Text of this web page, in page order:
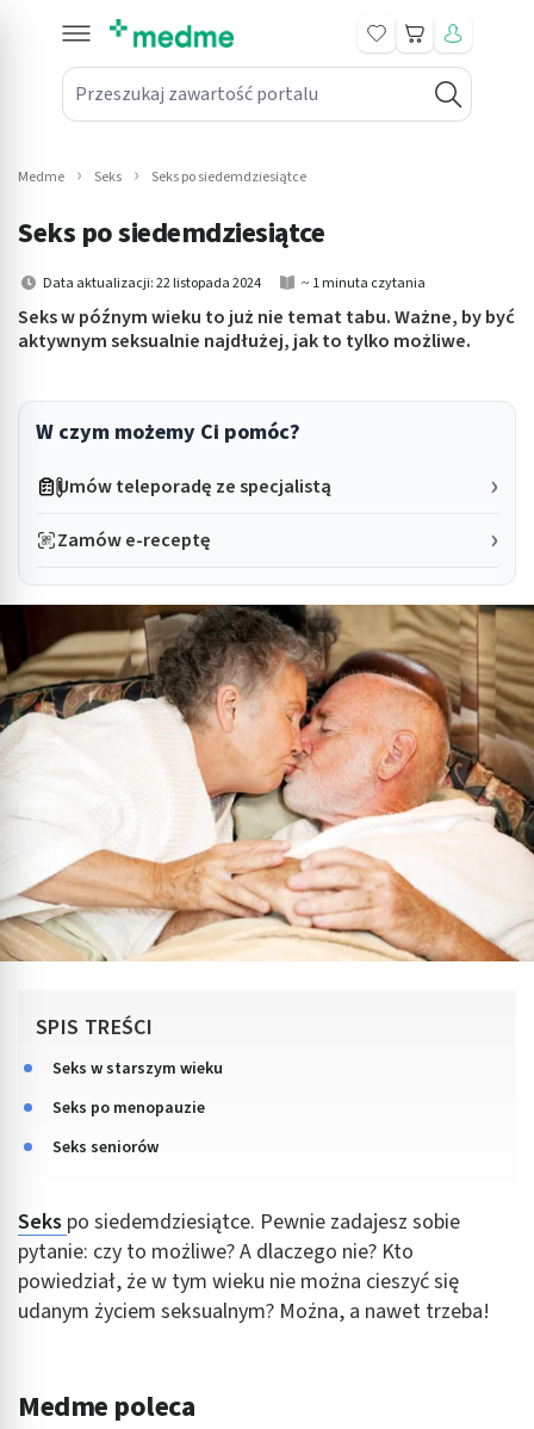
Przeszukaj zawartość portalu
Koszyk
submenu: Leki na receptę
submenu: Kosmetyki
submenu: Sprzęt medyczny
submenu: Intymne
Medme Seks Seks po siedemdziesiątce
Seks po siedemdziesiątce
Data aktualizacji: 22 listopada 2024 ~ 1 minuta czytania
Seks w późnym wieku to już nie temat tabu. Ważne, by być
aktywnym seksualnie najdłużej, jak to tylko możliwe.
W czym możemy Ci pomóc?
Umów teleporadę ze specjalistą
Zamów e-receptę
SPIS TREŚCI
Seks w starszym wieku
Seks po menopauzie
Seks seniorów
Seks po siedemdziesiątce. Pewnie zadajesz sobie
pytanie: czy to możliwe? A dlaczego nie? Kto
powiedział, że w tym wieku nie można cieszyć się
udanym życiem seksualnym? Można, a nawet trzeba!
Medme poleca